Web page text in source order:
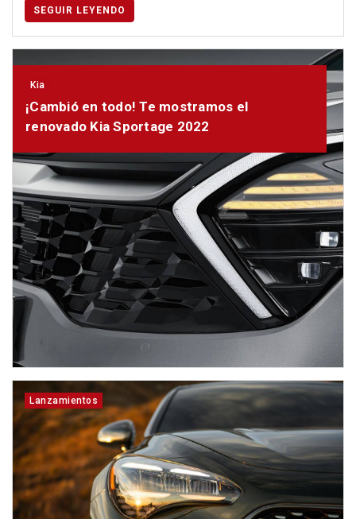
SEGUIR LEYENDO
Kia
¡Cambió en todo! Te mostramos el
renovado Kia Sportage 2022
Lanzamientos